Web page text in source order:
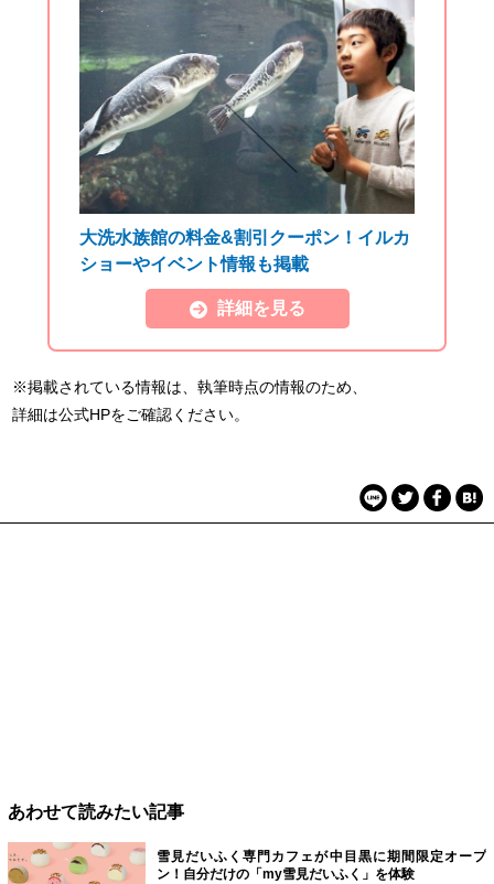
大洗水族館の料金&割引クーポン！イルカ
ショーやイベント情報も掲載
詳細を見る
※掲載されている情報は、執筆時点の情報のため、
詳細は公式HPをご確認ください。
あわせて読みたい記事
雪見だいふく専門カフェが中目黒に期間限定オープ
ン！自分だけの「my雪見だいふく」を体験